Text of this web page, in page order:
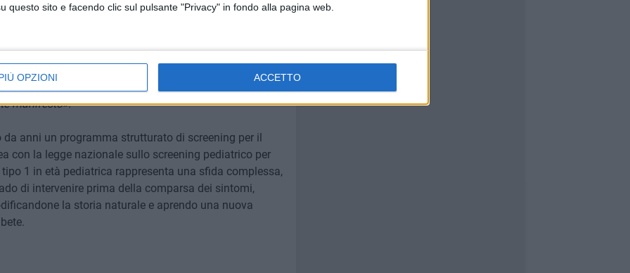
questo sito e facendo clic sul pulsante "Privacy" in fondo alla pagina web.
OPZIONI ACCETTO
del trattamento
estremamente incoraggiante: normoglicemia
riduzione del titolo degli autoanticorpi
beta-cellulare con produzione endogena di insulina.
autoimmune e un rallentamento della
manifesto».
da anni un programma strutturato di screening per il
con la legge nazionale sullo screening pediatrico per
1 in età pediatrica rappresenta una sfida complessa,
di intervenire prima della comparsa dei sintomi,
la storia naturale e aprendo una nuova